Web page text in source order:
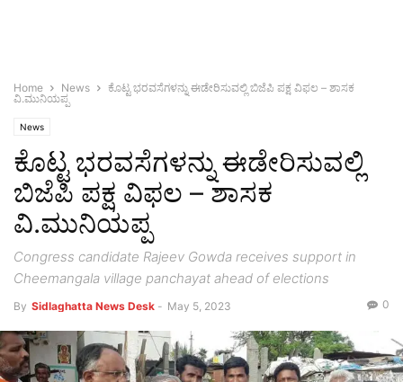
Home News
ಕೊಟ್ಟ ಭರವಸೆಗಳನ್ನು ಈಡೇರಿಸುವಲ್ಲಿ ಬಿಜೆಪಿ ಪಕ್ಷ ವಿಫಲ – ಶಾಸಕ
ವಿ.ಮುನಿಯಪ್ಪ
News
ಕೊಟ್ಟ ಭರವಸೆಗಳನ್ನು ಈಡೇರಿಸುವಲ್ಲಿ
ಬಿಜೆಪಿ ಪಕ್ಷ ವಿಫಲ – ಶಾಸಕ
ವಿ.ಮುನಿಯಪ್ಪ
Congress candidate Rajeev Gowda receives support in
Cheemangala village panchayat ahead of elections
By Sidlaghatta News Desk - May 5, 2023 0